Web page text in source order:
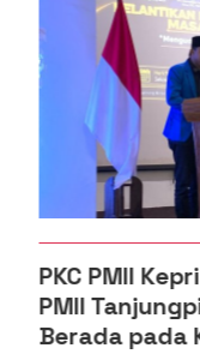
-Terkini
PC
DPD